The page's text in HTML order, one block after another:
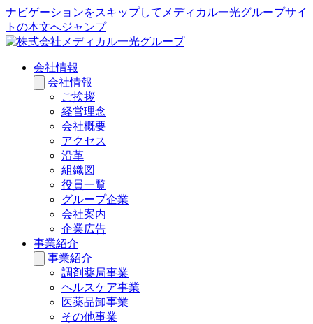
ナビゲーションをスキップしてメディカル一光グループサイ
トの本文へジャンプ
会社情報
会社情報
ご挨拶
経営理念
会社概要
アクセス
沿革
組織図
役員一覧
グループ企業
会社案内
企業広告
事業紹介
事業紹介
調剤薬局事業
ヘルスケア事業
医薬品卸事業
その他事業